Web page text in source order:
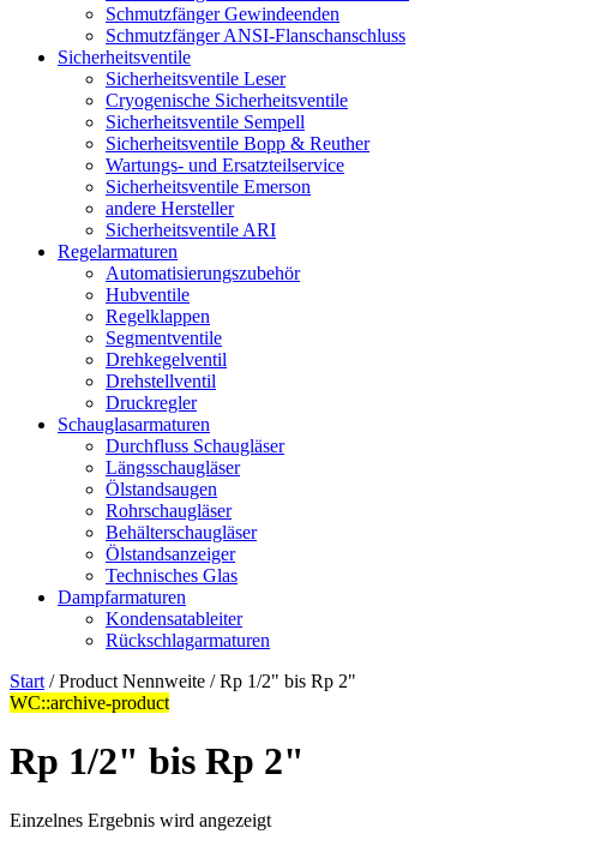
Schmutzfänger Gewindeenden
Schmutzfänger ANSI-Flanschanschluss
Sicherheitsventile
Sicherheitsventile Leser
Cryogenische Sicherheitsventile
Sicherheitsventile Sempell
Sicherheitsventile Bopp & Reuther
Wartungs- und Ersatzteilservice
Sicherheitsventile Emerson
andere Hersteller
Sicherheitsventile ARI
Regelarmaturen
Automatisierungszubehör
Hubventile
Regelklappen
Segmentventile
Drehkegelventil
Drehstellventil
Druckregler
Schauglas­armaturen
Durchfluss Schaugläser
Längsschaugläser
Ölstandsaugen
Rohrschaugläser
Behälterschaugläser
Ölstandsanzeiger
Technisches Glas
Dampfarmaturen
Kondensatableiter
Rückschlagarmaturen
Start / Product Nennweite / Rp 1/2" bis Rp 2"
WC::archive-product
Rp 1/2" bis Rp 2"
Einzelnes Ergebnis wird angezeigt